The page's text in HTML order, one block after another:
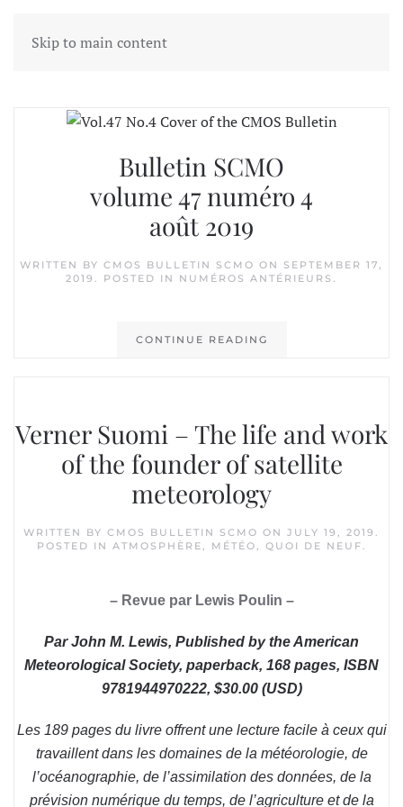
Skip to main content
Tag:John Lewis
Bulletin SCMO
volume 47 numéro 4
août 2019
WRITTEN BY CMOS BULLETIN SCMO ON SEPTEMBER 17,
2019 . POSTED IN NUMÉROS ANTÉRIEURS .
CONTINUE READING
Verner Suomi – The life and work
of the founder of satellite
meteorology
WRITTEN BY CMOS BULLETIN SCMO ON JULY 19, 2019 .
POSTED IN ATMOSPHÈRE, MÉTÉO, QUOI DE NEUF.
– Revue par Lewis Poulin –
Par John M. Lewis, Published by the American
Meteorological Society, paperback, 168 pages, ISBN
9781944970222, $30.00 (USD)
Les 189 pages du livre offrent une lecture facile à ceux qui
travaillent dans les domaines de la météorologie, de
l’océanographie, de l’assimilation des données, de la
prévision numérique du temps, de l’agriculture et de la